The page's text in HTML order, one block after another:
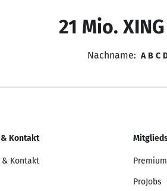
21 Mio.
Nachname: A B C
Kontakt
Kontakt Premium
ProJobs